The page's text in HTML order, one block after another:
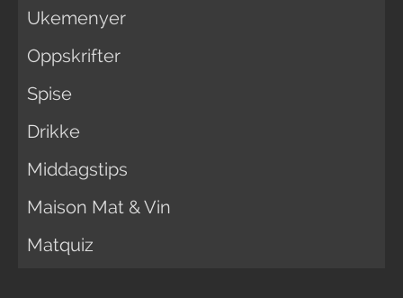
Ukemenyer
Oppskrifter
Spise
Drikke
Middagstips
Maison Mat & Vin
Matquiz